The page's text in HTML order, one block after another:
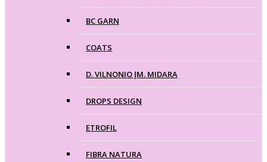
BC GARN
COATS
D. VILNONIO ĮM. MIDARA
DROPS DESIGN
ETROFIL
FIBRA NATURA